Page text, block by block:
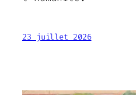
23 juillet 2026